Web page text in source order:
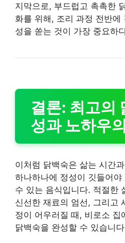
지막으로, 부드럽고 촉촉한
화를 위해, 조리 과정 전반에
성을 쏟는 것이 가장 중요하
결론: 최고의
성과 노하우
이처럼 닭백숙은 삶는 시간
하나하나에 정성이 깃들어
수 있는 음식입니다. 적절한
신선한 재료의 엄선, 그리고
정이 어우러질 때, 비로소 집
닭백숙을 완성할 수 있습니